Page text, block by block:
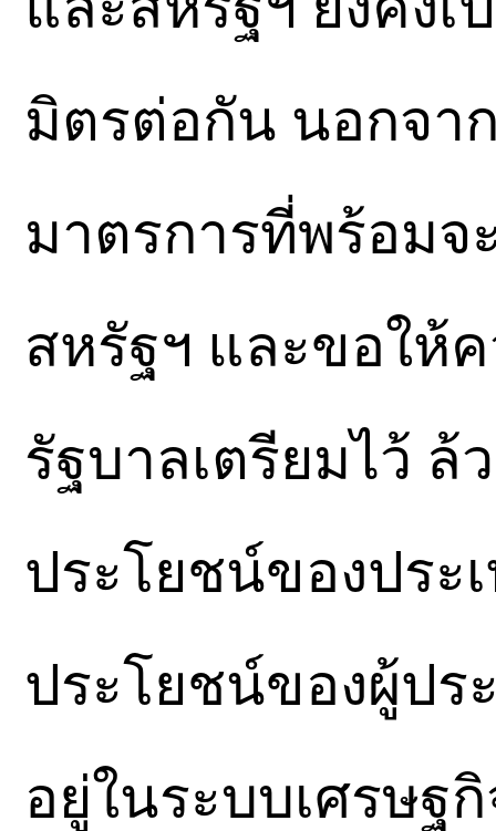
มิตรต่อกัน นอกจา
มาตรการที่พร้อมจ
สหรัฐฯ และขอให้
รัฐบาลเตรียมไว้
ประโยชน์ของประ
ประโยชน์ของผู้ปร
อยู่ในระบบเศรษฐ